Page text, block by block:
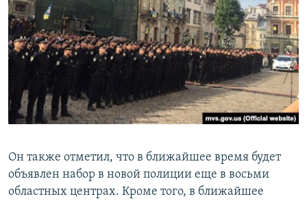
Он также отметил, что в ближайшее время будет
объявлен набор в новой полиции еще в восьми
областных центрах. Кроме того, в ближайшее